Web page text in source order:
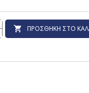
ΠΡΟΣΘΉΚΗ ΣΤΟ